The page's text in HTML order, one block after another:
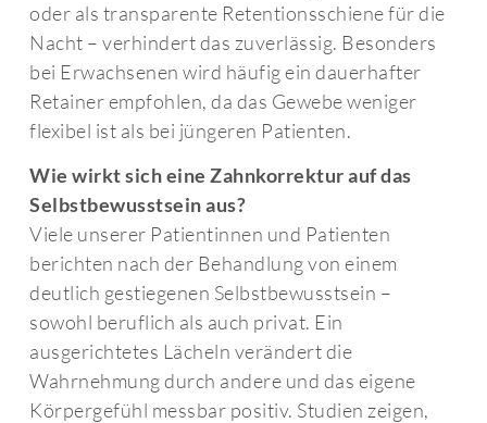
oder als transparente Retentionsschiene für die
Nacht – verhindert das zuverlässig. Besonders
bei Erwachsenen wird häufig ein dauerhafter
Retainer empfohlen, da das Gewebe weniger
flexibel ist als bei jüngeren Patienten.
Wie wirkt sich eine Zahnkorrektur auf das
Selbstbewusstsein aus?
Viele unserer Patientinnen und Patienten
berichten nach der Behandlung von einem
deutlich gestiegenen Selbstbewusstsein –
sowohl beruflich als auch privat. Ein
ausgerichtetes Lächeln verändert die
Wahrnehmung durch andere und das eigene
Körpergefühl messbar positiv. Studien zeigen,